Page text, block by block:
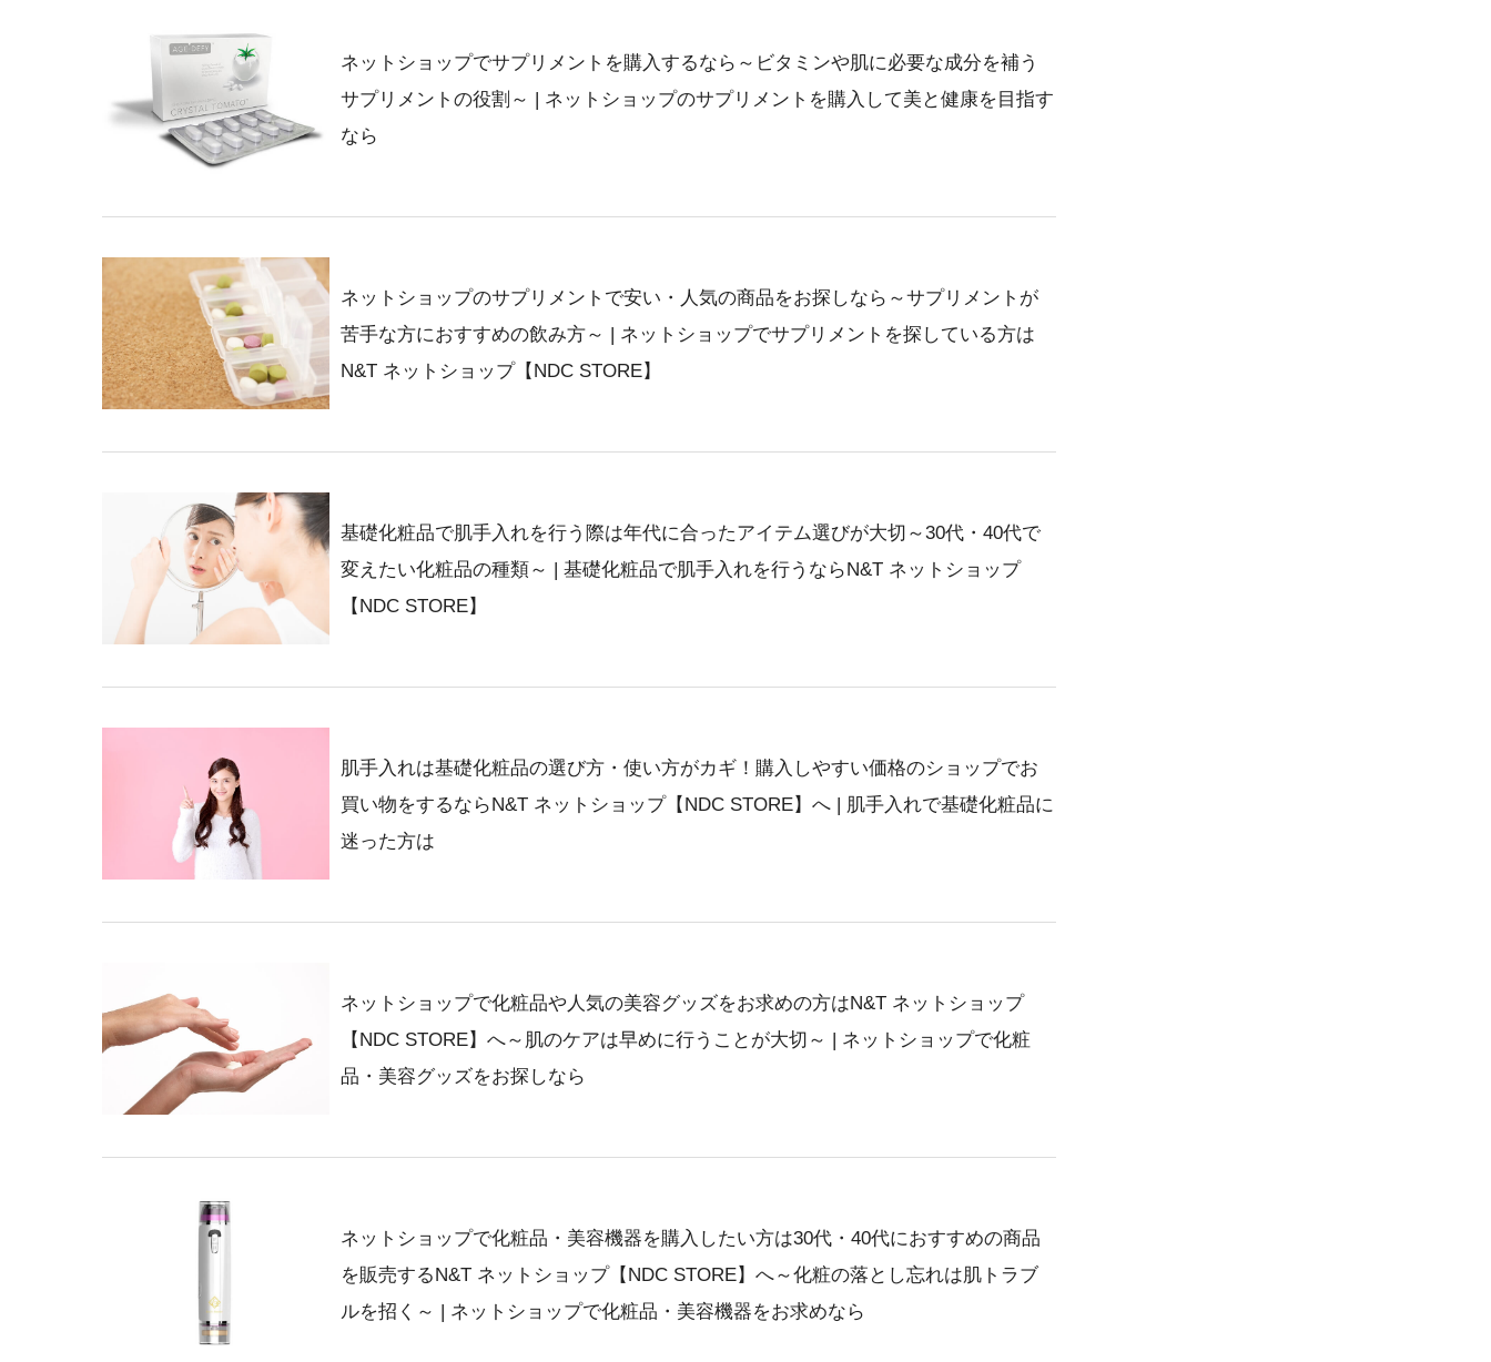
ネットショップでサプリメントを購入するなら～ビタミンや肌に必要な成分を補う
サプリメントの役割～ | ネットショップのサプリメントを購入して美と健康を目指す
なら
ネットショップのサプリメントで安い・人気の商品をお探しなら～サプリメントが
苦手な方におすすめの飲み方～ | ネットショップでサプリメントを探している方は
N&T ネットショップ【NDC STORE】
基礎化粧品で肌手入れを行う際は年代に合ったアイテム選びが大切～30代・40代で
変えたい化粧品の種類～ | 基礎化粧品で肌手入れを行うならN&T ネットショップ
【NDC STORE】
肌手入れは基礎化粧品の選び方・使い方がカギ！購入しやすい価格のショップでお
買い物をするならN&T ネットショップ【NDC STORE】へ | 肌手入れで基礎化粧品に
迷った方は
ネットショップで化粧品や人気の美容グッズをお求めの方はN&T ネットショップ
【NDC STORE】へ～肌のケアは早めに行うことが大切～ | ネットショップで化粧
品・美容グッズをお探しなら
ネットショップで化粧品・美容機器を購入したい方は30代・40代におすすめの商品
を販売するN&T ネットショップ【NDC STORE】へ～化粧の落とし忘れは肌トラブ
ルを招く～ | ネットショップで化粧品・美容機器をお求めなら